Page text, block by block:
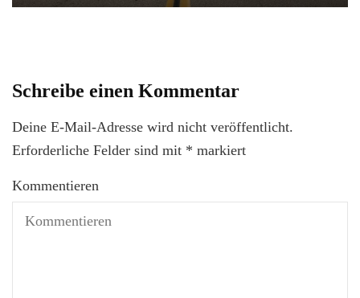
Schreibe einen Kommentar
Deine E-Mail-Adresse wird nicht veröffentlicht.
Erforderliche Felder sind mit * markiert
Kommentieren